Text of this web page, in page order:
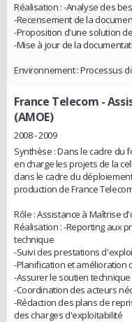
Réalisation : -Analyse des
-Recensement de la
-Proposition d'une solution
-Mise à jour de la
Environnement : Processus
France Telecom -
(AMOE)
2008 - 2009
Synthèse : Dans le cadre du
en charge les projets de la
dans le cadre du
production de France
Rôle : Assistance à Maîtrise
Réalisation : -Reporting aux
technique
-Suivi des prestations
-Planification et amélioration
-Assurer le soutien
-Coordination des acteurs
-Rédaction des plans de
des charges d'exploitabilité